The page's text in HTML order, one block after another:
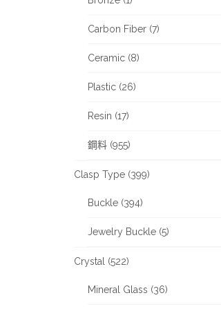
Carbon Fiber (7)
Ceramic (8)
Plastic (26)
Resin (17)
鋼料 (955)
Clasp Type (399)
Buckle (394)
Jewelry Buckle (5)
Crystal (522)
Mineral Glass (36)